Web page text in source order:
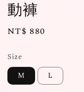
動褲
Regular
NT$ 880
Size
M L